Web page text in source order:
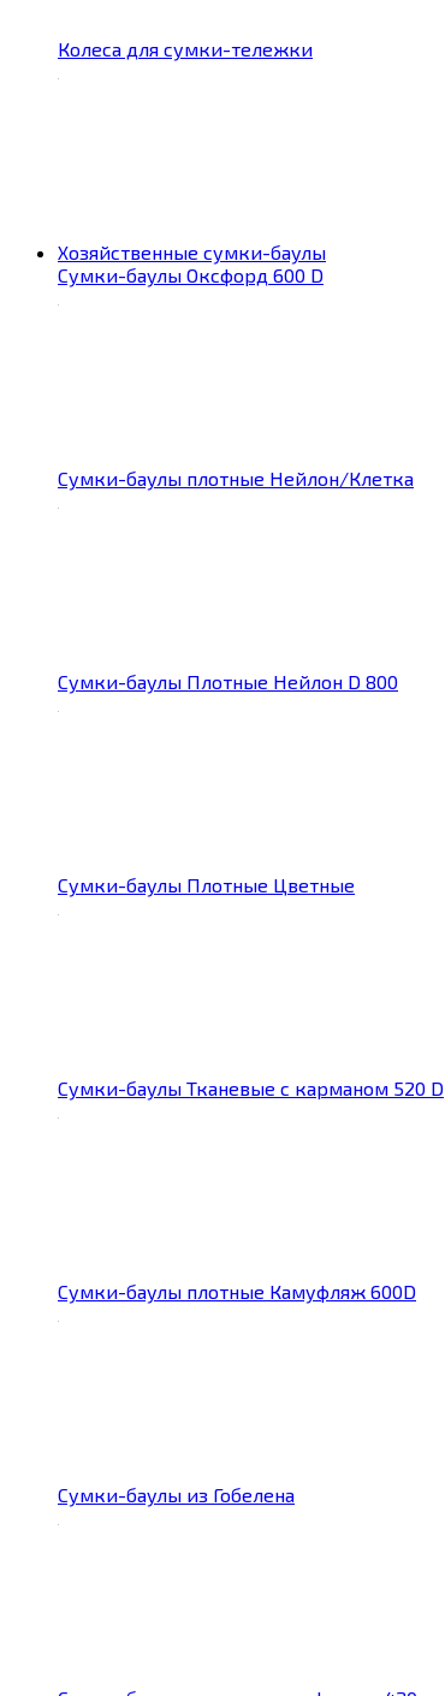
Колеса для сумки-тележки
Хозяйственные сумки-баулы
Сумки-баулы Оксфорд 600 D
Сумки-баулы плотные Нейлон/Клетка
Сумки-баулы Плотные Нейлон D 800
Сумки-баулы Плотные Цветные
Сумки-баулы Тканевые с карманом 520 D
Сумки-баулы плотные Камуфляж 600D
Сумки-баулы из Гобелена